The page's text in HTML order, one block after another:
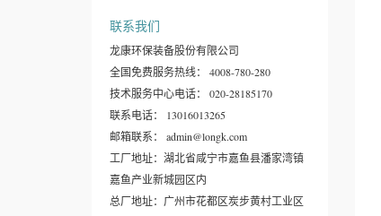
联系我们
龙康环保装备股份有限公司
全国免费服务热线： 4008-780-280
技术服务中心电话： 020-28185170
联系电话： 13016013265
邮箱联系： admin@longk.com
工厂地址：湖北省咸宁市嘉鱼县潘家湾镇
嘉鱼产业新城园区内
总厂地址：广州市花都区炭步黄村工业区